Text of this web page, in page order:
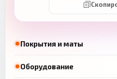
Покрытия и маты
Оборудование